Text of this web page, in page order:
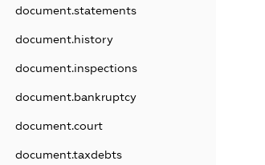
document.statements
document.history
document.inspections
document.bankruptcy
document.court
document.taxdebts